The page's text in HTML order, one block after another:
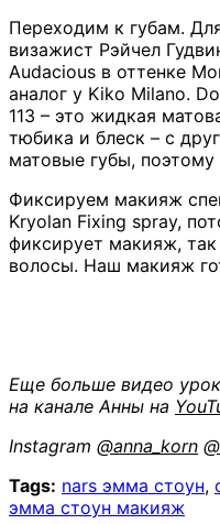
Переходим к губам.
визажист Рэйчел
Audacious в оттенке
аналог у Kiko Milano.
113 – это жидкая
тюбика и блеск – с
матовые губы,
Фиксируем макияж
Kryolan Fixing spray,
фиксирует макияж,
волосы. Наш макияж
Еще больше видео
на канале Анны на
Instagram @anna_korn
Tags: nars эмма стоун,
эмма стоун макияж